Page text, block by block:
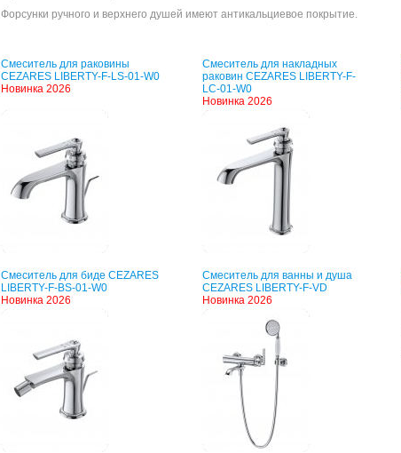
Форсунки ручного и верхнего душей имеют антикальциевое покрытие.
Смеситель для раковины
CEZARES LIBERTY-F-LS-01-W0
Новинка 2026
Смеситель для накладных
раковин CEZARES LIBERTY-F-
LC-01-W0
Новинка 2026
Смеситель для биде CEZARES
LIBERTY-F-BS-01-W0
Новинка 2026
Смеситель для ванны и душа
CEZARES LIBERTY-F-VD
Новинка 2026